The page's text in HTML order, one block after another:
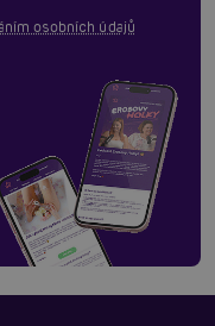
osobních údajů